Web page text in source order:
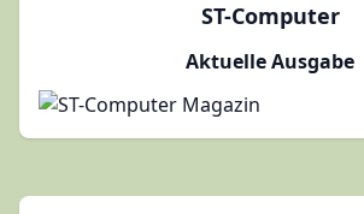
ST-Computer
Aktuelle Ausgabe